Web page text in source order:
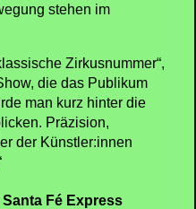
stehen im
Zirkusnummer“,
die das Publikum
man kurz hinter die
Präzision,
der Künstler:innen
Fé Express